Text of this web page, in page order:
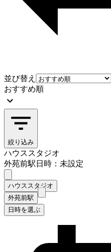
並び替え
おすすめ順
絞り込み
ハウススタジオ
外苑前駅日時：未設定
ハウススタジオ
外苑前駅
日時を選ぶ